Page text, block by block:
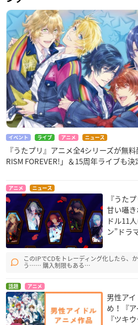
イベント ライブ アニメ ニュース
『うたプリ』アニメ全4シリーズが無
RISM FOREVER!」＆15周年ライブも決
アニメ ニュース
『うた
甘い囁
ドル11
ン”ドラ
このIPでCDをトレーディング化したら、
う…… 購入制限もある…
話題 アニメ
男性ア
め！『ア
『ツキ